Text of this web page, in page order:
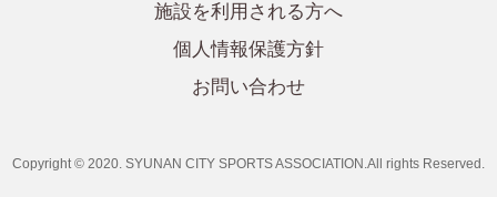
施設を利用される方へ
個人情報保護方針
お問い合わせ
Copyright © 2020. SYUNAN CITY SPORTS ASSOCIATION.All rights Reserved.